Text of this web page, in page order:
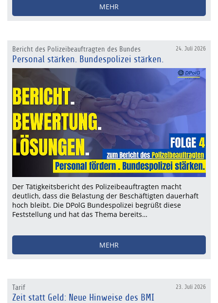
MEHR
24. Juli 2026
Bericht des Polizeibeauftragten des Bundes
Personal stärken. Bundespolizei stärken.
Der Tätigkeitsbericht des Polizeibeauftragten macht
deutlich, dass die Belastung der Beschäftigten dauerhaft
hoch bleibt. Die DPolG Bundespolizei begrüßt diese
Feststellung und hat das Thema bereits…
MEHR
23. Juli 2026
Tarif
Zeit statt Geld: Neue Hinweise des BMI